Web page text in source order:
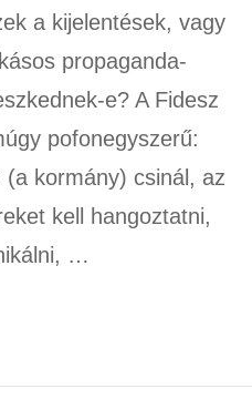
a kijelentések, vagy
propaganda-
e? A Fidesz
pofonegyszerű:
kormány) csinál, az
kell hangoztatni,
…